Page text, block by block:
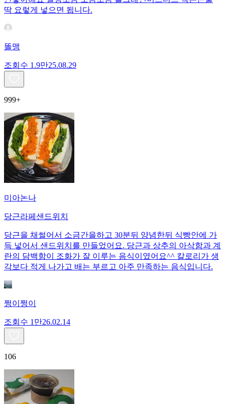
딱 요렇게 넣으면 됩니다.
똘맹
조회수 1.9만25.08.29
999+
미아논나
당근라페샌드위치
당근을 채썰어서 소금간을하고 30분뒤 양념한뒤 식빵안에 가
득 넣어서 샌드위치를 만들었어요. 당근과 상추의 아삭함과 계
란의 담백함이 조화가 잘 이루는 음식이였어요^^ 칼로리가 생
각보다 적게 나가고 배는 부르고 아주 만족하는 음식입니다.
쩡이쩡이
조회수 1만26.02.14
106